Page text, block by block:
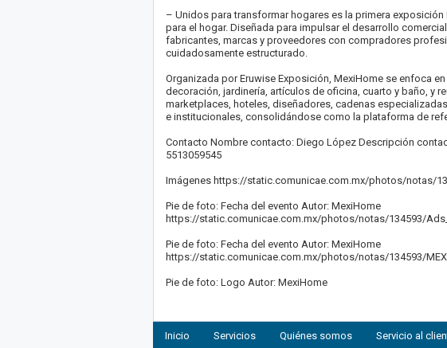
– Unidos para transformar hogares es la primera
para el hogar. Diseñada para impulsar el desarrollo
fabricantes, marcas y proveedores con compradores
cuidadosamente estructurado.
Organizada por Eruwise Exposición, MexiHome se enfoca
decoración, jardinería, artículos de oficina, cuarto y baño, y
marketplaces, hoteles, diseñadores, cadenas
e institucionales, consolidándose como la plataforma de
Contacto Nombre contacto: Diego López Descripción
5513059545
Imágenes https://static.comunicae.com.mx/photos/notas/
Pie de foto: Fecha del evento Autor: MexiHome
https://static.comunicae.com.mx/photos/notas/134593/
Pie de foto: Fecha del evento Autor: MexiHome
https://static.comunicae.com.mx/photos/notas/134593/
Pie de foto: Logo Autor: MexiHome
Inicio Servicios Quiénes somos Servicio al